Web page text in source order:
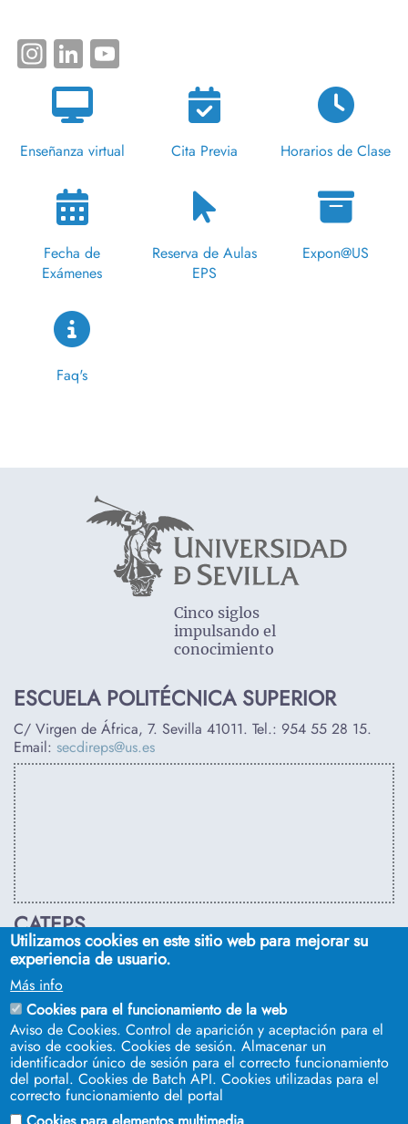
Instagram
LinkedIn
Enseñanza virtual Cita Previa Horarios de Clase
Fecha de
Exámenes
Reserva de Aulas
EPS
Expon@US
Faq's
Cinco siglos
impulsando el
conocimiento
ESCUELA POLITÉCNICA SUPERIOR
C/ Virgen de África, 7. Sevilla 41011. Tel.: 954 55 28 15.
Email: secdireps@us.es
CATEPS
C/ Euclides, s/n. Sevilla 41092. Tel.: 955 42 03 53
secdireps@us.es
Utilizamos cookies en este sitio web para mejorar su
experiencia de usuario.
Más info
Cookies para el funcionamiento de la web
Aviso de Cookies. Control de aparición y aceptación para el
aviso de cookies. Cookies de sesión. Almacenar un
identificador único de sesión para el correcto funcionamiento
del portal. Cookies de Batch API. Cookies utilizadas para el
correcto funcionamiento del portal